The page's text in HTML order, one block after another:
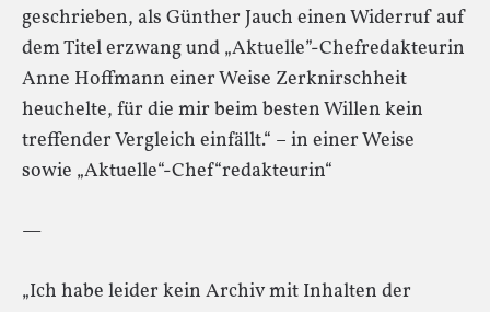
geschrieben, als Günther Jauch einen Widerruf auf
dem Titel erzwang und „Aktuelle”-Chefredakteurin
Anne Hoffmann einer Weise Zerknirschheit
heuchelte, für die mir beim besten Willen kein
treffender Vergleich einfällt.“ – in einer Weise
sowie „Aktuelle“-Chef“redakteurin“
—
„Ich habe leider kein Archiv mit Inhalten der